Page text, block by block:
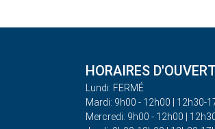
HORAIRES
Lundi: FERMÉ
Mardi: 9h00 - 12h00 | 12h30-
Mercredi: 9h00 - 12h00 |